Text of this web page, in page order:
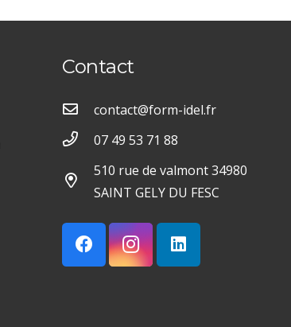
Contact
contact@form-idel.fr
07 49 53 71 88
510 rue de valmont 34980
SAINT GELY DU FESC